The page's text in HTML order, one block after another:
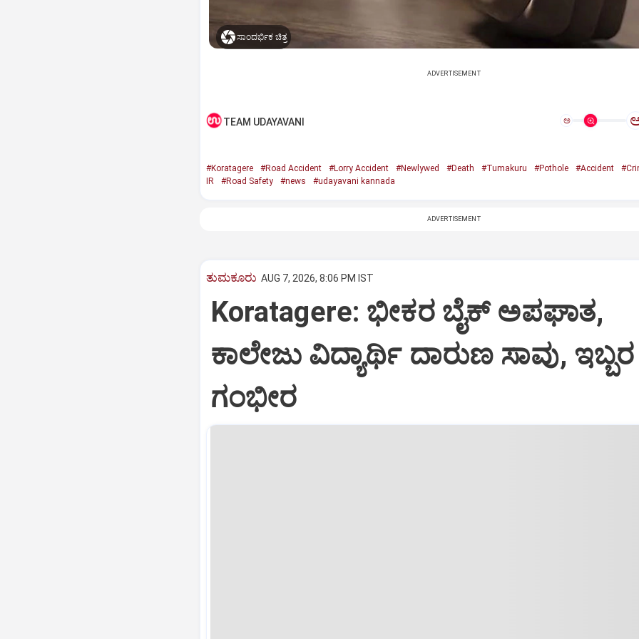
ಸಾಂದರ್ಭಿಕ ಚಿತ್ರ
ADVERTISEMENT
TEAM UDAYAVANI ಅ
#Koratagere #Road Accident #Lorry Accident #Newlywed #Death #Tumakuru #Pothole #Accident
IR
#Road Safety #news #udayavani kannada
ADVERTISEMENT
ತುಮಕೂರು AUG 7, 2026, 8:06 PM IST
Koratagere: ಭೀಕರ ಬೈಕ್ ಅಪಘಾತ,
ಕಾಲೇಜು ವಿದ್ಯಾರ್ಥಿ ದಾರುಣ ಸಾವು, ಇಬ್ಬರ
ಗಂಭೀರ